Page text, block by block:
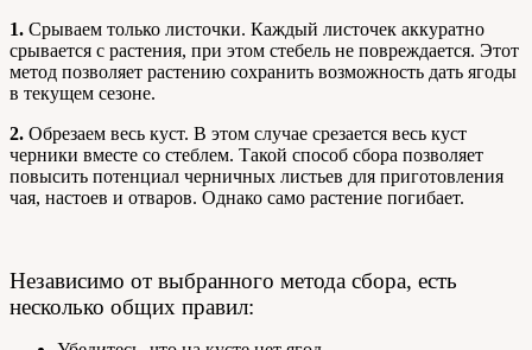
1. Срываем только листочки. Каждый листочек аккуратно
срывается с растения, при этом стебель не повреждается. Этот
метод позволяет растению сохранить возможность дать ягоды
в текущем сезоне.
2. Обрезаем весь куст. В этом случае срезается весь куст
черники вместе со стеблем. Такой способ сбора позволяет
повысить потенциал черничных листьев для приготовления
чая, настоев и отваров. Однако само растение погибает.
Независимо от выбранного метода сбора, есть
несколько общих правил: